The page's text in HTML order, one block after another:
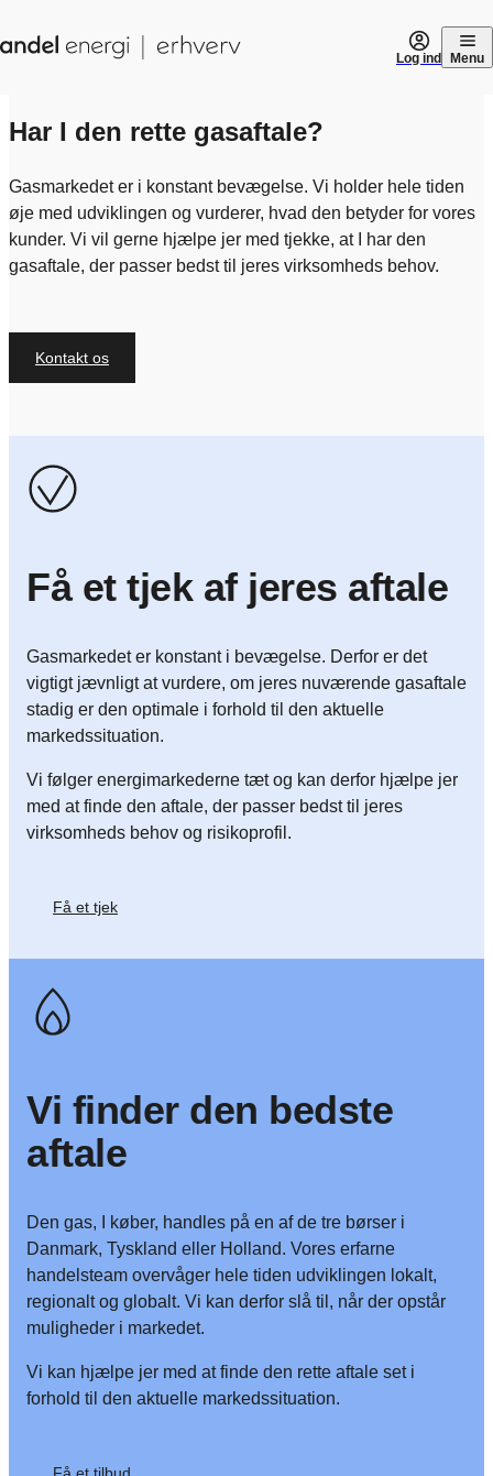
Log ind Menu
Har I den rette gasaftale?
Gasmarkedet er i konstant bevægelse. Vi holder hele tiden
øje med udviklingen og vurderer, hvad den betyder for vores
kunder. Vi vil gerne hjælpe jer med tjekke, at I har den
gasaftale, der passer bedst til jeres virksomheds behov.
Kontakt os
Få et tjek af jeres aftale
Gasmarkedet er konstant i bevægelse. Derfor er det
vigtigt jævnligt at vurdere, om jeres nuværende gasaftale
stadig er den optimale i forhold til den aktuelle
markedssituation.
Vi følger energimarkederne tæt og kan derfor hjælpe jer
med at finde den aftale, der passer bedst til jeres
virksomheds behov og risikoprofil.
Få et tjek
Vi finder den bedste
aftale
Den gas, I køber, handles på en af de tre børser i
Danmark, Tyskland eller Holland. Vores erfarne
handelsteam overvåger hele tiden udviklingen lokalt,
regionalt og globalt. Vi kan derfor slå til, når der opstår
muligheder i markedet.
Vi kan hjælpe jer med at finde den rette aftale set i
forhold til den aktuelle markedssituation.
Få et tilbud